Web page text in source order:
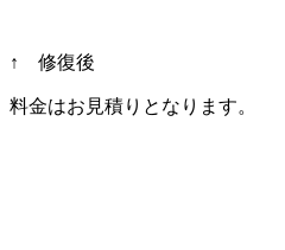
↑ 修復後
料金はお見積りとなります。